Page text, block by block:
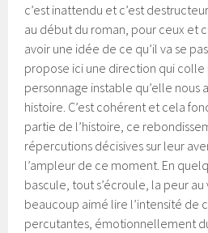
c’est inattendu et c’est
au début du roman, pour ceux et
avoir une idée de ce qu’il va se
propose ici une direction qui
personnage instable qu’elle nous
histoire. C’est cohérent et cela
partie de l’histoire, ce
répercutions décisives sur leur
l’ampleur de ce moment. En
bascule, tout s’écroule, la peur au
beaucoup aimé lire l’intensité de
percutantes, émotionnellement